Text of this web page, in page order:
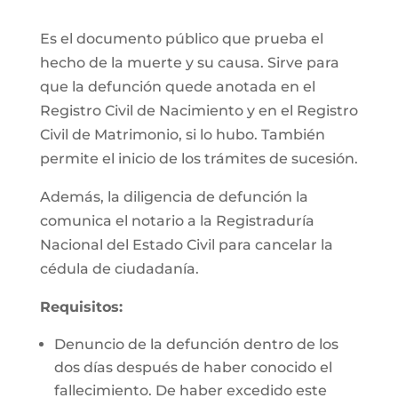
Es el documento público que prueba el
hecho de la muerte y su causa. Sirve para
que la defunción quede anotada en el
Registro Civil de Nacimiento y en el Registro
Civil de Matrimonio, si lo hubo. También
permite el inicio de los trámites de sucesión.
Además, la diligencia de defunción la
comunica el notario a la Registraduría
Nacional del Estado Civil para cancelar la
cédula de ciudadanía.
Requisitos:
Denuncio de la defunción dentro de los
dos días después de haber conocido el
fallecimiento. De haber excedido este